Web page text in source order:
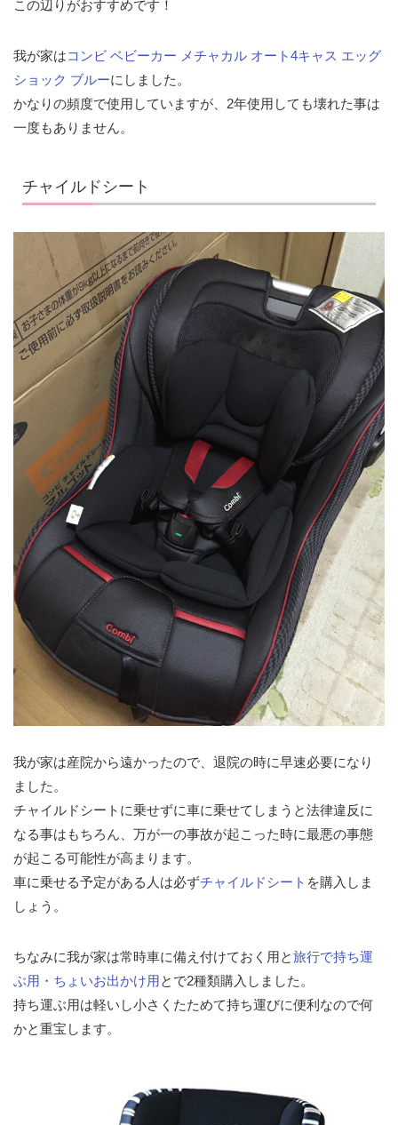
この辺りがおすすめです！
我が家はコンビ ベビーカー メチャカル オート4キャス エッグ
ショック ブルーにしました。
かなりの頻度で使用していますが、2年使用しても壊れた事は
一度もありません。
チャイルドシート
我が家は産院から遠かったので、退院の時に早速必要になり
ました。
チャイルドシートに乗せずに車に乗せてしまうと法律違反に
なる事はもちろん、万が一の事故が起こった時に最悪の事態
が起こる可能性が高まります。
車に乗せる予定がある人は必ずチャイルドシート を購入しま
しょう。
ちなみに我が家は常時車に備え付けておく用と旅行で持ち運
ぶ用・ちょいお出かけ用とで2種類購入しました。
持ち運ぶ用は軽いし小さくたためて持ち運びに便利なので何
かと重宝します。